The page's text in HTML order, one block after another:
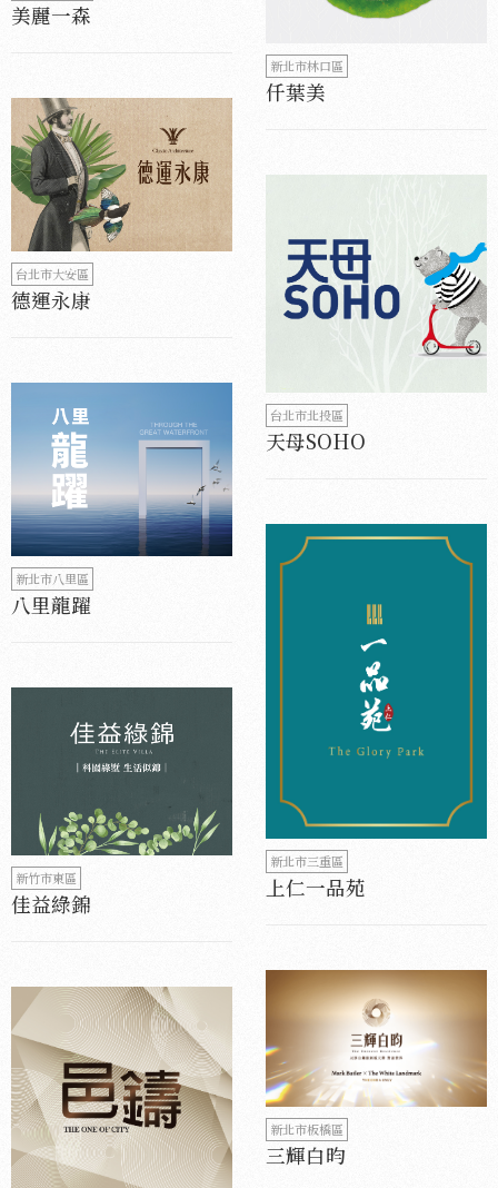
美麗一森
台北市大安區
德運永康
新北市八里區
八里龍躍
新竹市東區
佳益綠錦
新北市林口區
仟葉美
台北市北投區
天母SOHO
新北市三重區
上仁一品苑
新北市板橋區
三輝白昀